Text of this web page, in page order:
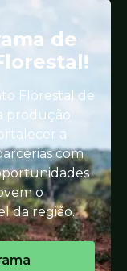
de
Florestal de
produção
a
com
o
da região.